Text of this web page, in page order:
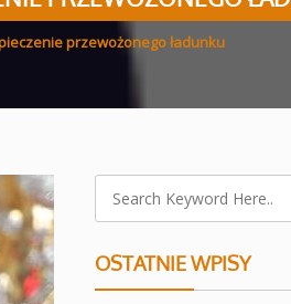
przewożonego ładunku
OSTATNIE WPISY